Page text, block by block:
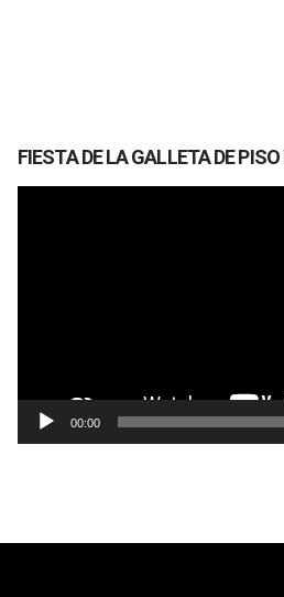
FIESTA DE LA GALLETA DE
00:00